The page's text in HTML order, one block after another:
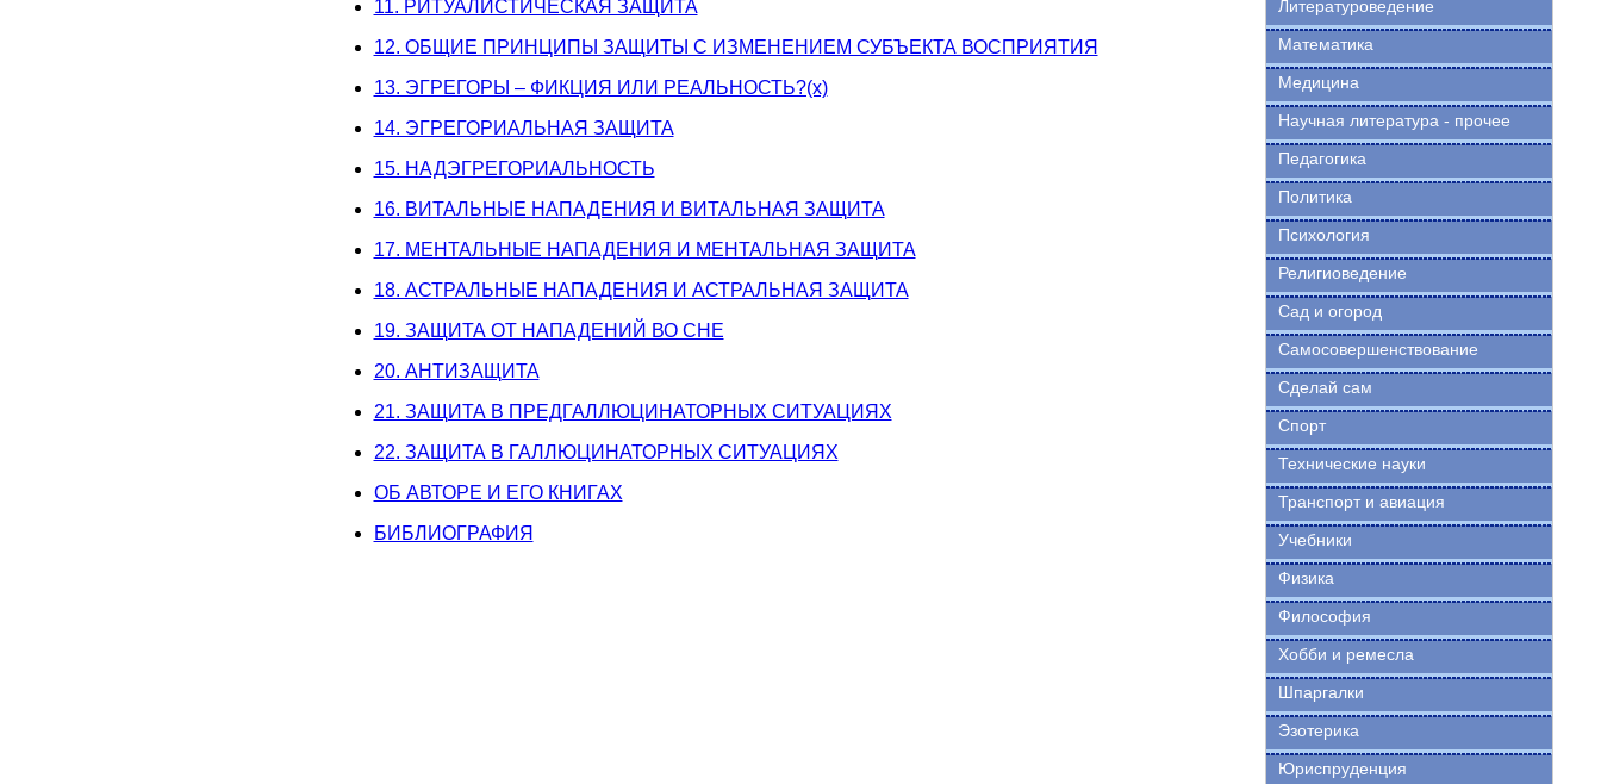
11. РИТУАЛИСТИЧЕСКАЯ ЗАЩИТА
12. ОБЩИЕ ПРИНЦИПЫ ЗАЩИТЫ С ИЗМЕНЕНИЕМ СУБЪЕКТА ВОСПРИЯТИЯ
13. ЭГРЕГОРЫ – ФИКЦИЯ ИЛИ РЕАЛЬНОСТЬ?(x)
14. ЭГРЕГОРИАЛЬНАЯ ЗАЩИТА
15. НАДЭГРЕГОРИАЛЬНОСТЬ
16. ВИТАЛЬНЫЕ НАПАДЕНИЯ И ВИТАЛЬНАЯ ЗАЩИТА
17. МЕНТАЛЬНЫЕ НАПАДЕНИЯ И МЕНТАЛЬНАЯ ЗАЩИТА
18. АСТРАЛЬНЫЕ НАПАДЕНИЯ И АСТРАЛЬНАЯ ЗАЩИТА
19. ЗАЩИТА ОТ НАПАДЕНИЙ ВО СНЕ
20. АНТИЗАЩИТА
21. ЗАЩИТА В ПРЕДГАЛЛЮЦИНАТОРНЫХ СИТУАЦИЯХ
22. ЗАЩИТА В ГАЛЛЮЦИНАТОРНЫХ СИТУАЦИЯХ
ОБ АВТОРЕ И ЕГО КНИГАХ
БИБЛИОГРАФИЯ
Литературоведение
Математика
Медицина
Научная литература - прочее
Педагогика
Политика
Психология
Религиоведение
Сад и огород
Самосовершенствование
Сделай сам
Спорт
Технические науки
Транспорт и авиация
Учебники
Физика
Философия
Хобби и ремесла
Шпаргалки
Эзотерика
Юриспруденция